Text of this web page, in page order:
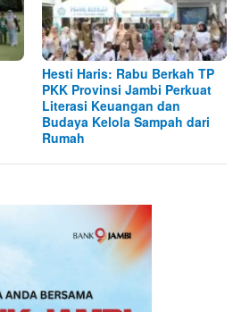
Hesti Haris: Rabu Berkah TP
PKK Provinsi Jambi Perkuat
Literasi Keuangan dan
Budaya Kelola Sampah dari
Rumah